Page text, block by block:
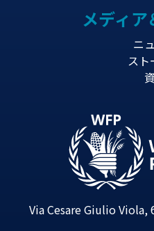
メディア
ニ
スト
Via Cesare Giulio Viola,